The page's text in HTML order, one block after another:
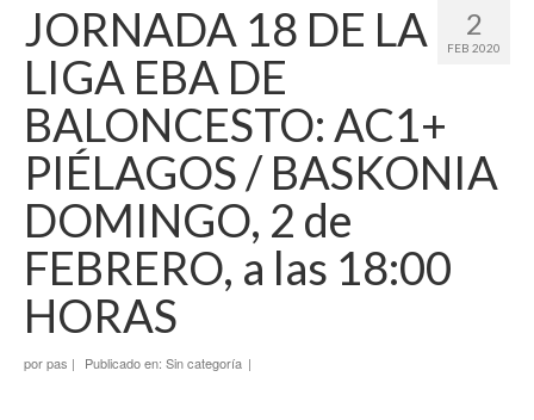
2
FEB 2020
JORNADA 18 DE LA
LIGA EBA DE
BALONCESTO: AC1+
PIÉLAGOS / BASKONIA
DOMINGO, 2 de
FEBRERO, a las 18:00
HORAS
porpas | Publicado en: Sin categoría |